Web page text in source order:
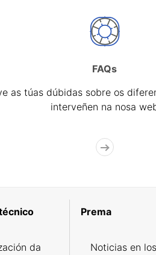
FAQs
as túas dúbidas sobre os
interveñen na nosa
da
Prema
Noticias en los